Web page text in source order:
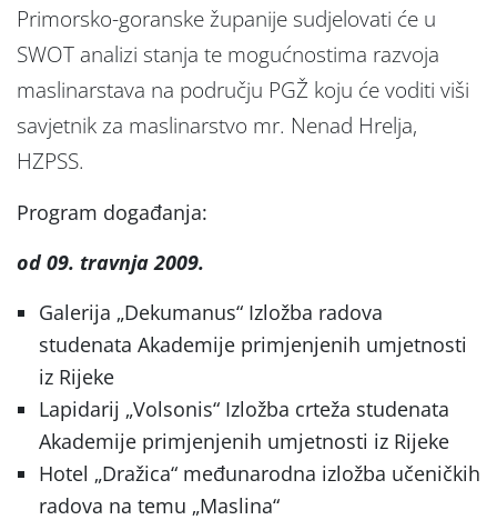
Primorsko-goranske županije sudjelovati će u
SWOT analizi stanja te mogućnostima razvoja
maslinarstava na području PGŽ koju će voditi viši
savjetnik za maslinarstvo mr. Nenad Hrelja,
HZPSS.
Program događanja:
od 09. travnja 2009.
Galerija „Dekumanus“ Izložba radova
studenata Akademije primjenjenih umjetnosti
iz Rijeke
Lapidarij „Volsonis“ Izložba crteža studenata
Akademije primjenjenih umjetnosti iz Rijeke
Hotel „Dražica“ međunarodna izložba učeničkih
radova na temu „Maslina“